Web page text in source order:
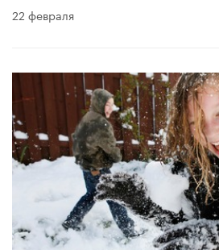
22 февраля